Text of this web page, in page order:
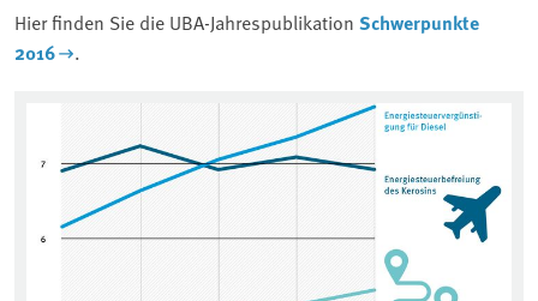
Hier finden Sie die UBA-Jahrespublikation Schwerpunkte
2016
.
Associated content